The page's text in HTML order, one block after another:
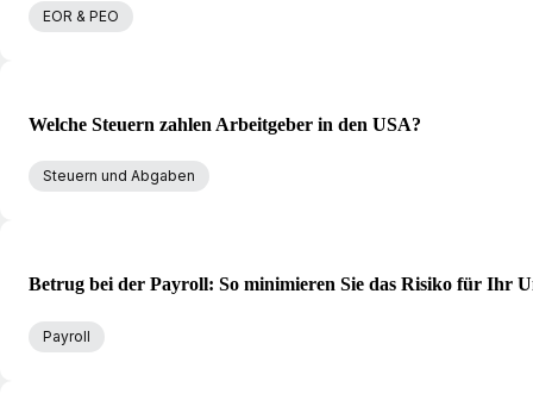
EOR & PEO
Welche Steuern zahlen Arbeitgeber in den USA?
Steuern und Abgaben
Betrug bei der Payroll: So minimieren Sie das Risiko für Ihr
Payroll